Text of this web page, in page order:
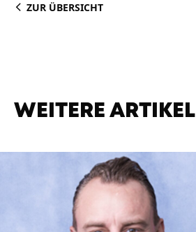
ZUR ÜBERSICHT
WEITERE ARTIKEL